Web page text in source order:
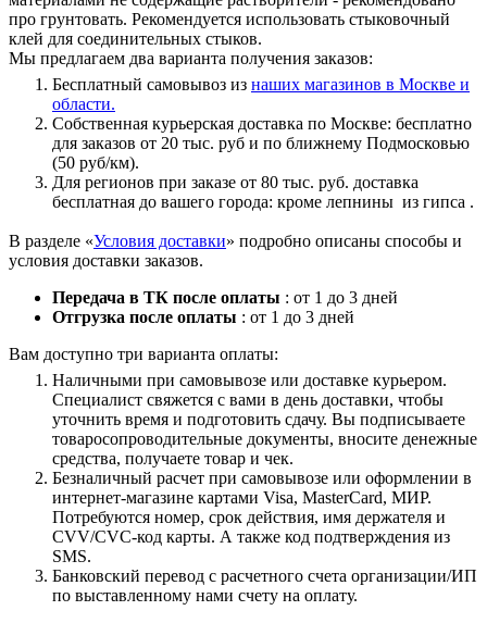
про грунтовать. Рекомендуется использовать стыковочный
клей для соединительных стыков.
Мы предлагаем два варианта получения заказов:
Бесплатный самовывоз из наших магазинов в Москве и
области.
Собственная курьерская доставка по Москве: бесплатно
для заказов от 20 тыс. руб и по ближнему Подмосковью
(50 руб/км).
Для регионов при заказе от 80 тыс. руб. доставка
бесплатная до вашего города: кроме лепнины из гипса .
В разделе «Условия доставки» подробно описаны способы и
условия доставки заказов.
Передача в ТК после оплаты : от 1 до 3 дней
Отгрузка после оплаты : от 1 до 3 дней
Вам доступно три варианта оплаты:
Наличными при самовывозе или доставке курьером.
Специалист свяжется с вами в день доставки, чтобы
уточнить время и подготовить сдачу. Вы подписываете
товаросопроводительные документы, вносите денежные
средства, получаете товар и чек.
Безналичный расчет при самовывозе или оформлении в
интернет-магазине картами Visa, MasterCard, МИР.
Потребуются номер, срок действия, имя держателя и
CVV/CVC-код карты. А также код подтверждения из
SMS.
Банковский перевод с расчетного счета организации/ИП
по выставленному нами счету на оплату.